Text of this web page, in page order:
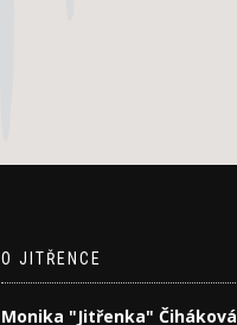
O JITŘENCE
Monika "Jitřenka" Čiháková